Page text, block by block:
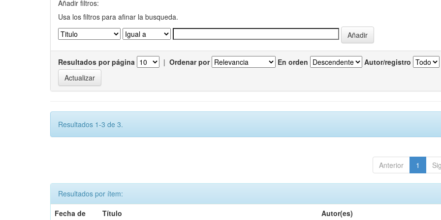
Añadir filtros:
Usa los filtros para afinar la busqueda.
Resultados por página | Ordenar por En orden Autor/registro
Resultados 1-3 de 3.
Anterior 1
Resultados por ítem:
Fecha de
Título Autor(es)